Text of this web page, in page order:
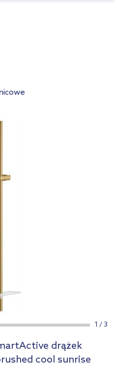
1 /3
drążek
cool sunrise